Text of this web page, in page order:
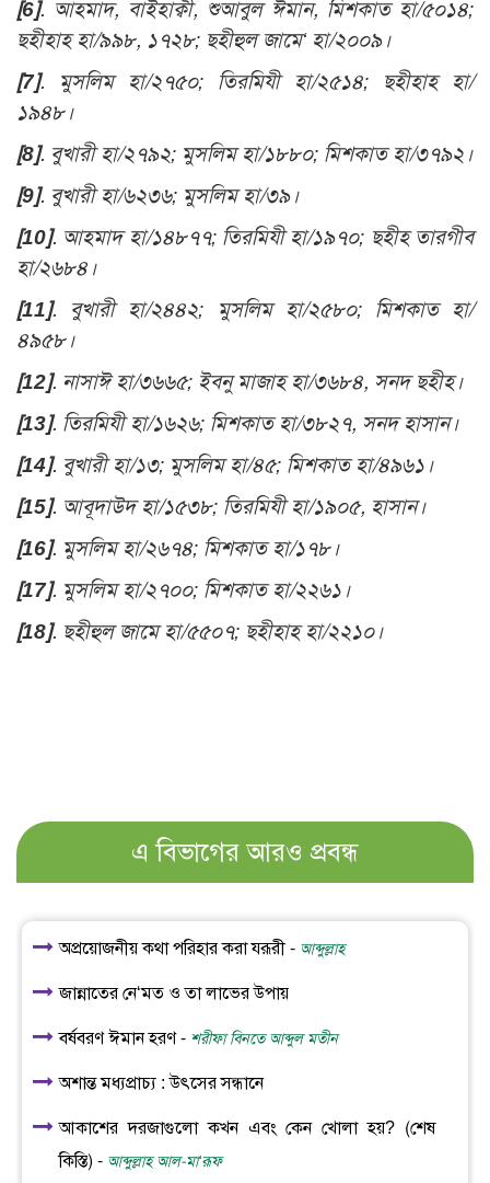
[6]. আহমাদ, বাইহাক্বী, শুআবুল ঈমান, মিশকাত হা/৫০১৪;
ছহীহাহ হা/৯৯৮, ১৭২৮; ছহীহুল জামে‘ হা/২০০৯।
[7]. মুসলিম হা/২৭৫০; তিরমিযী হা/২৫১৪; ছহীহাহ হা/
১৯৪৮।
[8]. বুখারী হা/২৭৯২; মুসলিম হা/১৮৮০; মিশকাত হা/৩৭৯২।
[9]. বুখারী হা/৬২৩৬; মুসলিম হা/৩৯।
[10]. আহমাদ হা/১৪৮৭৭; তিরমিযী হা/১৯৭০; ছহীহ তারগীব
হা/২৬৮৪ ।
[11]. বুখারী হা/২৪৪২; মুসলিম হা/২৫৮০; মিশকাত হা/
৪৯৫৮।
[12]. নাসাঈ হা/৩৬৬৫; ইবনু মাজাহ হা/৩৬৮৪, সনদ ছহীহ।
[13]. তিরমিযী হা/১৬২৬; মিশকাত হা/৩৮২৭, সনদ হাসান।
[14]. বুখারী হা/১৩; মুসলিম হা/৪৫; মিশকাত হা/৪৯৬১।
[15]. আবূদাউদ হা/১৫৩৮; তিরমিযী হা/১৯০৫, হাসান।
[16]. মুসলিম হা/২৬৭৪; মিশকাত হা/১৭৮।
[17]. মুসলিম হা/২৭০০; মিশকাত হা/২২৬১।
[18]. ছহীহুল জামে হা/৫৫০৭; ছহীহাহ হা/২২১০।
এ বিভাগের আরও প্রবন্ধ
অপ্রয়োজনীয় কথা পরিহার করা যরূরী - আব্দুল্লাহ
জান্নাতের নে‘মত ও তা লাভের উপায়
বর্ষবরণ ঈমান হরণ - শরীফা বিনতে আব্দুল মতীন
অশান্ত মধ্যপ্রাচ্য : উৎসের সন্ধানে
আকাশের দরজাগুলো কখন এবং কেন খোলা হয়? (শেষ
কিস্তি) - আব্দুল্লাহ আল-মা‘রূফ